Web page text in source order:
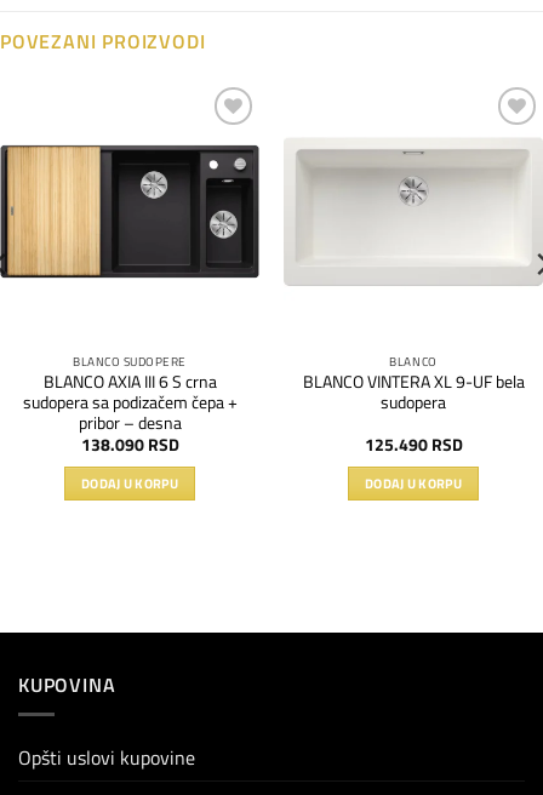
POVEZANI PROIZVODI
Dodaj
na
listu
BLANCO SUDOPERE
BLANCO AXIA III 6 S crna
sudopera sa podizačem čepa +
pribor – desna
138.090 RSD
DODAJ U KORPU
Dodaj
BLANCO
BLANCO VINTERA XL 9-UF bela
sudopera
125.490 RSD
DODAJ U KORPU
KUPOVINA
Opšti uslovi kupovine